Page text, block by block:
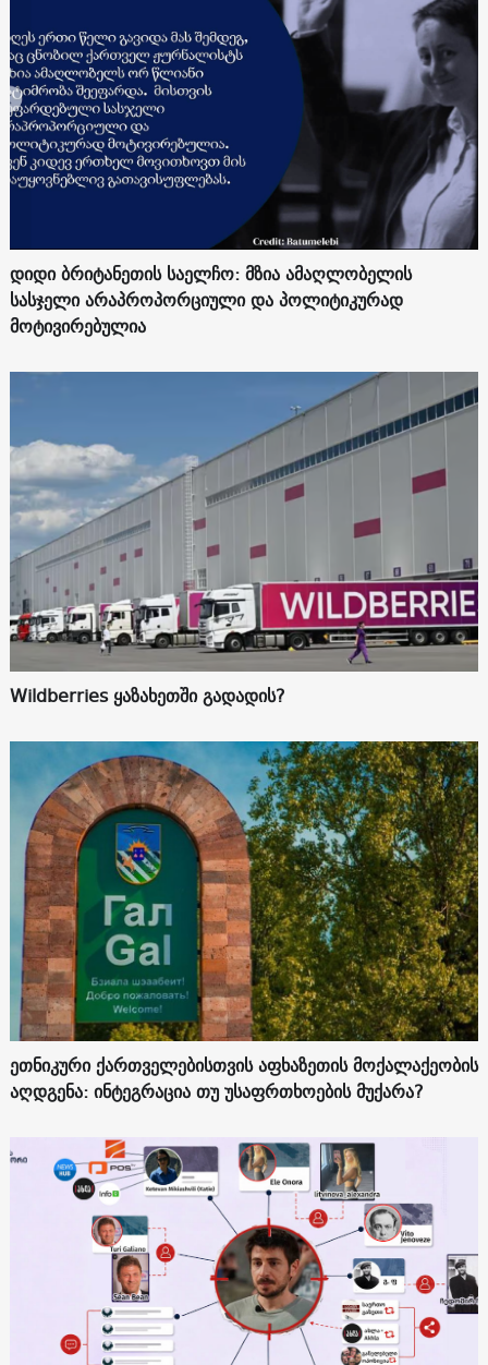
დიდი ბრიტანეთის საელჩო: მზია ამაღლობელის
სასჯელი არაპროპორციული და პოლიტიკურად
მოტივირებულია
Wildberries ყაზახეთში გადადის?
ეთნიკური ქართველებისთვის აფხაზეთის მოქალაქეობის
აღდგენა: ინტეგრაცია თუ უსაფრთხოების მუქარა?